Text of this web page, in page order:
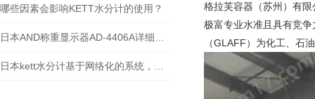
哪些因素会影响KETT水分计的使用？
格拉芙容器（苏州）有
极富专业水准且具有竞
（GLAFF）为化工、石